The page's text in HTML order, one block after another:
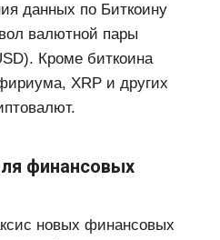
данных по Биткоину
валютной пары
Кроме биткоина
XRP и других
финансовых
новых финансовых